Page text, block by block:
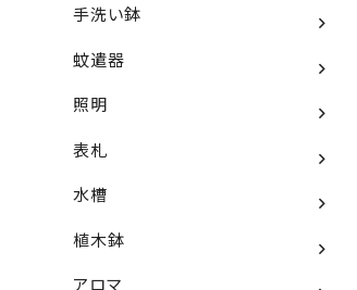
手洗い鉢
蚊遣器
照明
表札
水槽
植木鉢
アロマ